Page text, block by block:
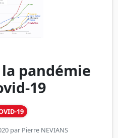
pandémie
19
19
par Pierre NEVIANS